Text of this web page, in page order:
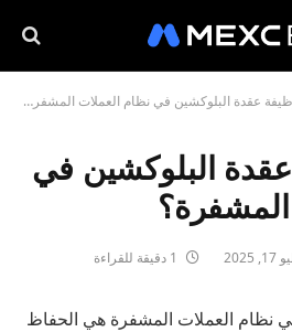
عقدة البلوكشين في نظام العملات المشفرة؟
البلوكشين في
2025
نظام العملات المشفرة هي الحفاظ